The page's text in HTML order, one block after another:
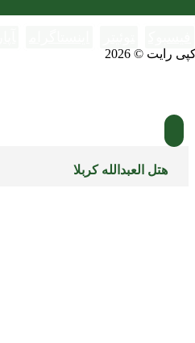
رایت © 2026
هتل العبدالله کربلا